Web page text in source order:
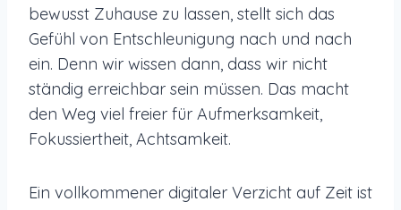
bewusst Zuhause zu lassen, stellt sich das
Gefühl von Entschleunigung nach und nach
ein. Denn wir wissen dann, dass wir nicht
ständig erreichbar sein müssen. Das macht
den Weg viel freier für Aufmerksamkeit,
Fokussiertheit, Achtsamkeit.
Ein vollkommener digitaler Verzicht auf Zeit ist